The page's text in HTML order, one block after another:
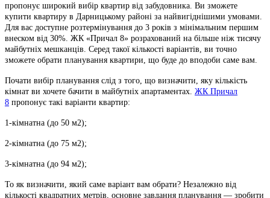
пропонує широкий вибір квартир від забудовника. Ви зможете
купити квартиру в Дарницькому районі за найвигіднішими умовами.
Для вас доступне розтермінування до 3 років з мінімальним першим
внеском від 30%. ЖК «Причал 8» розрахований на більше ніж тисячу
майбутніх мешканців. Серед такої кількості варіантів, ви точно
зможете обрати планування квартири, що буде до вподоби саме вам.
Почати вибір планування слід з того, що визначити, яку кількість
кімнат ви хочете бачити в майбутніх апартаментах. ЖК Причал
8 пропонує такі варіанти квартир:
1-кімнатна (до 50 м2);
2-кімнатна (до 75 м2);
3-кімнатна (до 94 м2);
То як визначити, який саме варіант вам обрати? Незалежно від
кількості квадратних метрів, основне завдання планування — зробити